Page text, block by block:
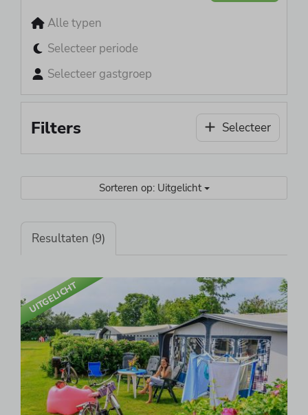
Alle typen
Selecteer periode
Selecteer gastgroep
Filters Selecteer
Sorteren op: Uitgelicht
Resultaten (9)
UITGELICHT